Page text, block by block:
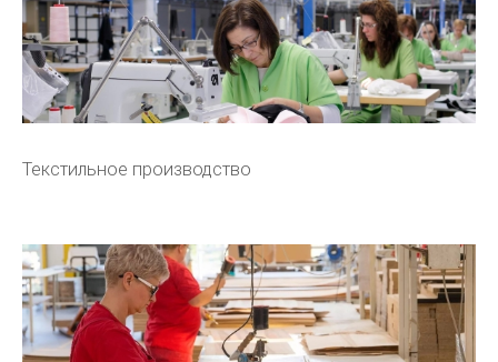
Текстильное производство